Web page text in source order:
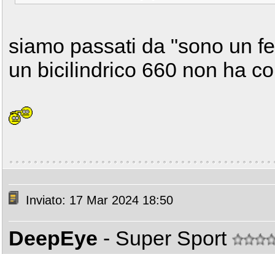
siamo passati da "sono un
un bicilindrico 660 non ha
Inviato: 17 Mar 2024 18:50
DeepEye - Super Sport